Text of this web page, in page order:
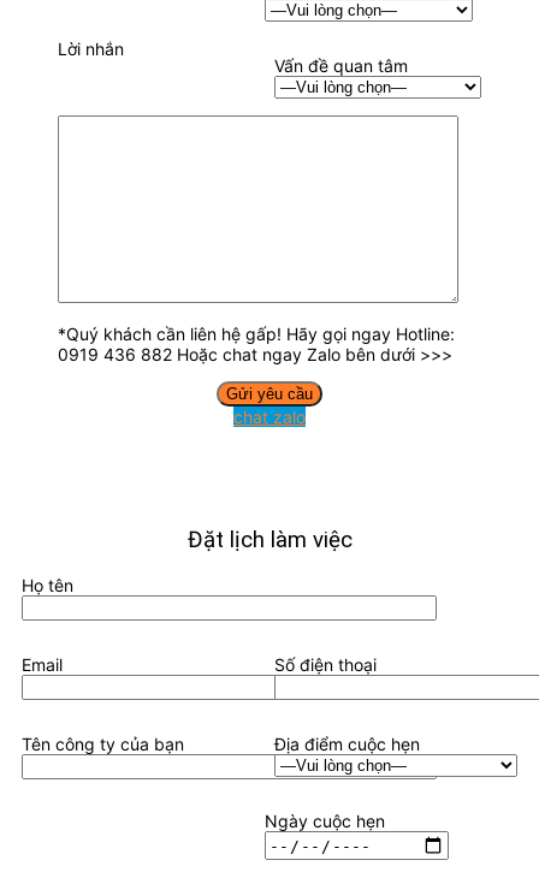
Vấn đề quan tâm
Lời nhắn
*Quý khách cần liên hệ gấp! Hãy gọi ngay Hotline:
0919 436 882 Hoặc chat ngay Zalo bên dưới >>>
chat zalo
Đặt lịch làm việc
Họ tên
Email Số điện thoại
Tên công ty của bạn Địa điểm cuộc hẹn
Ngày cuộc hẹn